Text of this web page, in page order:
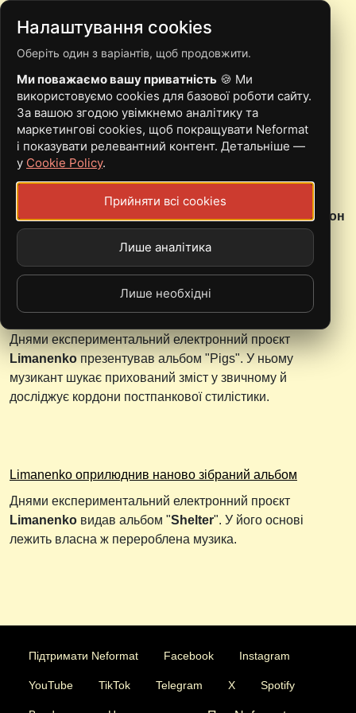
DESPOT
проєкту Iklañ
Третього серпня електронний виконавецьЮрій Самсон
презентував альбом "
Limanenko переосмислює звичні речі в новому LP
Днями експериментальний електронний проєкт
Limanenko презентував альбом "Pigs". У ньому
музикант шукає прихований зміст у звичному й
досліджує кордони постпанкової стилістики.
Limanenko оприлюднив наново зібраний альбом
Днями експериментальний електронний проєкт
Limanenko видав альбом "Shelter". У його основі
лежить власна ж перероблена музика.
Підтримати Neformat Facebook Instagram
YouTube TikTok Telegram X Spotify
Налаштування cookies
Оберіть один з варіантів, щоб продовжити.
Ми поважаємо вашу приватність 🍪 Ми
використовуємо cookies для базової роботи сайту.
За вашою згодою увімкнемо аналітику та
маркетингові cookies, щоб покращувати Neformat
і показувати релевантний контент. Детальніше —
у Cookie Policy.
Прийняти всі cookies
Лише аналітика
Лише необхідні